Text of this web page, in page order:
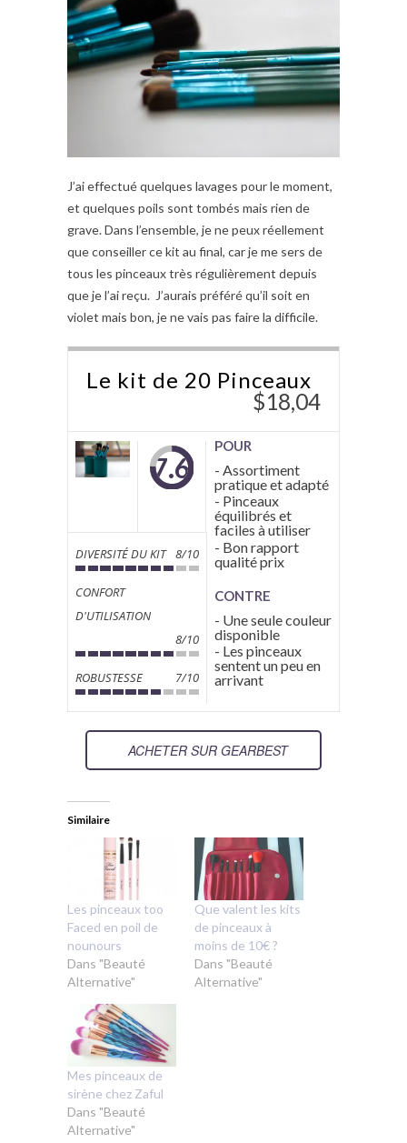
J’ai effectué quelques lavages pour le moment,
et quelques poils sont tombés mais rien de
grave. Dans l’ensemble, je ne peux réellement
que conseiller ce kit au final, car je me sers de
tous les pinceaux très régulièrement depuis
que je l’ai reçu. J’aurais préféré qu’il soit en
violet mais bon, je ne vais pas faire la difficile.
Le kit de 20 Pinceaux
$18,04
7.6
DIVERSITÉ DU KIT 8/10
CONFORT
D'UTILISATION
8/10
ROBUSTESSE 7/10
POUR
- Assortiment
pratique et adapté
- Pinceaux
équilibrés et
faciles à utiliser
- Bon rapport
qualité prix
CONTRE
- Une seule couleur
disponible
- Les pinceaux
sentent un peu en
arrivant
ACHETER SUR GEARBEST
Similaire
Les pinceaux too
Faced en poil de
nounours
Dans "Beauté
Alternative"
Que valent les kits
de pinceaux à
moins de 10€ ?
Dans "Beauté
Alternative"
Mes pinceaux de
sirène chez Zaful
Dans "Beauté
Alternative"